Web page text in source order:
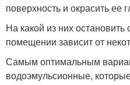
поверхность и окрасить ее
На какой из них
помещении зависит от
Самым оптимальным
водоэмульсионные,